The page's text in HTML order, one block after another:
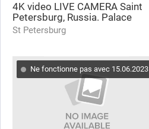
4K video LIVE CAMERA Saint
Petersburg, Russia. Palace
Bridge Дворцовый мост
онлайн камера
St Petersburg
Ne fonctionne pas avec 15.06.2023